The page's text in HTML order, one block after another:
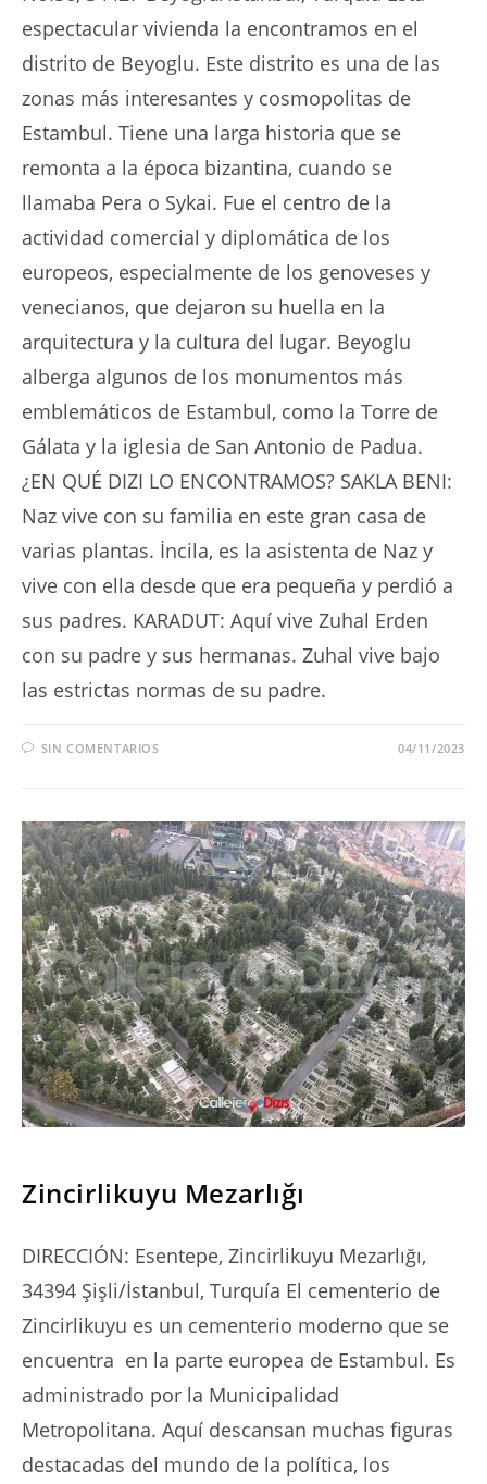
espectacular vivienda la encontramos en el
distrito de Beyoglu. Este distrito es una de las
zonas más interesantes y cosmopolitas de
Estambul. Tiene una larga historia que se
remonta a la época bizantina, cuando se
llamaba Pera o Sykai. Fue el centro de la
actividad comercial y diplomática de los
europeos, especialmente de los genoveses y
venecianos, que dejaron su huella en la
arquitectura y la cultura del lugar. Beyoglu
alberga algunos de los monumentos más
emblemáticos de Estambul, como la Torre de
Gálata y la iglesia de San Antonio de Padua.
¿EN QUÉ DIZI LO ENCONTRAMOS? SAKLA BENI:
Naz vive con su familia en este gran casa de
varias plantas. İncila, es la asistenta de Naz y
vive con ella desde que era pequeña y perdió a
sus padres. KARADUT: Aquí vive Zuhal Erden
con su padre y sus hermanas. Zuhal vive bajo
las estrictas normas de su padre.
SIN COMENTARIOS 04/11/2023
Zincirlikuyu Mezarlığı
DIRECCIÓN: Esentepe, Zincirlikuyu Mezarlığı,
34394 Şişli/İstanbul, Turquía El cementerio de
Zincirlikuyu es un cementerio moderno que se
encuentra en la parte europea de Estambul. Es
administrado por la Municipalidad
Metropolitana. Aquí descansan muchas figuras
destacadas del mundo de la política, los